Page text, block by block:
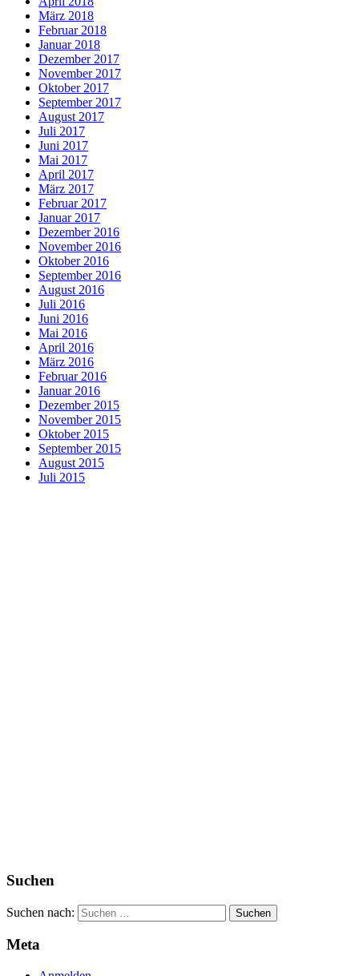
März 2018
Februar 2018
Januar 2018
Dezember 2017
November 2017
Oktober 2017
September 2017
August 2017
Juli 2017
Juni 2017
Mai 2017
April 2017
März 2017
Februar 2017
Januar 2017
Dezember 2016
November 2016
Oktober 2016
September 2016
August 2016
Juli 2016
Juni 2016
Mai 2016
April 2016
März 2016
Februar 2016
Januar 2016
Dezember 2015
November 2015
Oktober 2015
September 2015
August 2015
Juli 2015
Suchen
Suchen nach:
Meta